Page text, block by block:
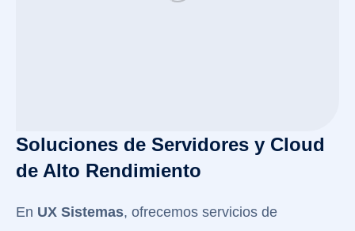
Soluciones de Servidores y Cloud
de Alto Rendimiento
En UX Sistemas, ofrecemos servicios de